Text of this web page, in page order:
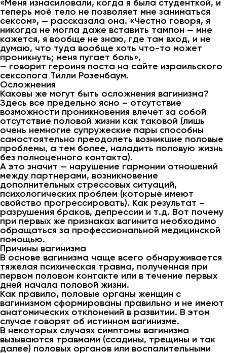
«Меня изнасиловали, когда я была студенткой, и
теперь моё тело не позволяет мне заниматься
сексом», — рассказала она. «Честно говоря, я
никогда не могла даже вставить тампон — мне
кажется, я вообще не знаю, где там вход, и не
думаю, что туда вообще хоть что-то может
проникнуть; меня пугает боль»,
— говорит героиня поста на сайте израильского
сексолога Тилли Розенбаум.
Осложнения
Каковы же могут быть осложнения вагинизма?
Здесь все предельно ясно – отсутствие
возможности проникновения влечет за собой
отсутствие половой жизни как таковой (лишь
очень немногие супружеские пары способны
самостоятельно преодолеть возникшие половые
проблемы, а тем более, наладить половую жизнь
без полноценного контакта).
А это значит — нарушение гармонии отношений
между партнерами, возникновение
дополнительных стрессовых ситуаций,
психологических проблем (которые имеют
свойство прогрессировать). Как результат –
разрушения браков, депрессии и т.д. Вот почему
при первых же признаках вагинита необходимо
обращаться за профессиональной медицинской
помощью.
Причины вагинизма
В основе вагинизма чаще всего обнаруживается
тяжелая психическая травма, полученная при
первом половом контакте или в течение первых
дней начала половой жизни.
Как правило, половые органы женщин с
вагинизмом сформированы правильно и не имеют
анатомических отклонений в развитии. В этом
случае говорят об истинном вагинизме.
В некоторых случаях симптомы вагинизма
вызываются травмами (ссадины, трещины и так
далее) половых органов или воспалительными